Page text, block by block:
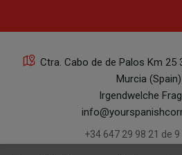
Ctra. Cabo de de Palos Km 25
Murcia (Spain)
Irgendwelche
+34 647 29 98 21 de 9